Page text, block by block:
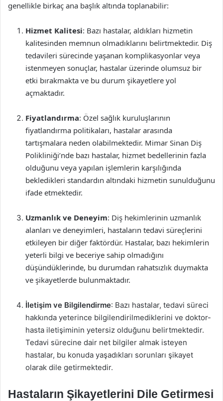
genellikle birkaç ana başlık altında toplanabilir:
Hizmet Kalitesi: Bazı hastalar, aldıkları hizmetin
kalitesinden memnun olmadıklarını belirtmektedir. Diş
tedavileri sürecinde yaşanan komplikasyonlar veya
istenmeyen sonuçlar, hastalar üzerinde olumsuz bir
etki bırakmakta ve bu durum şikayetlere yol
açmaktadır.
Fiyatlandırma: Özel sağlık kuruluşlarının
fiyatlandırma politikaları, hastalar arasında
tartışmalara neden olabilmektedir. Mimar Sinan Diş
Polikliniği’nde bazı hastalar, hizmet bedellerinin fazla
olduğunu veya yapılan işlemlerin karşılığında
bekledikleri standardın altındaki hizmetin sunulduğunu
ifade etmektedir.
Uzmanlık ve Deneyim: Diş hekimlerinin uzmanlık
alanları ve deneyimleri, hastaların tedavi süreçlerini
etkileyen bir diğer faktördür. Hastalar, bazı hekimlerin
yeterli bilgi ve beceriye sahip olmadığını
düşündüklerinde, bu durumdan rahatsızlık duymakta
ve şikayetlerde bulunmaktadır.
İletişim ve Bilgilendirme: Bazı hastalar, tedavi süreci
hakkında yeterince bilgilendirilmediklerini ve doktor-
hasta iletişiminin yetersiz olduğunu belirtmektedir.
Tedavi sürecine dair net bilgiler almak isteyen
hastalar, bu konuda yaşadıkları sorunları şikayet
olarak dile getirmektedir.
Hastaların Şikayetlerini Dile Getirmesi